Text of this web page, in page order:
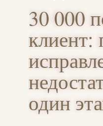
30 000
клиент:
один